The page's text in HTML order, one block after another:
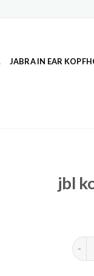
JABRA IN EAR
jbl
jbl